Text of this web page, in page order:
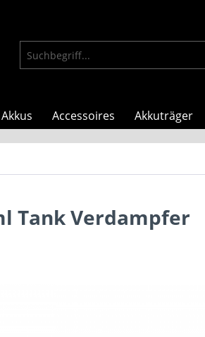
Accessoires Akkuträger
Tank Verdampfer